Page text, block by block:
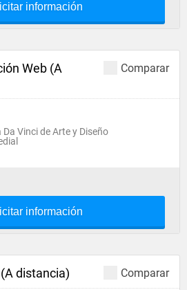
información
Comparar
Web (A
Da Vinci de Arte y Diseño
información
Comparar
distancia)